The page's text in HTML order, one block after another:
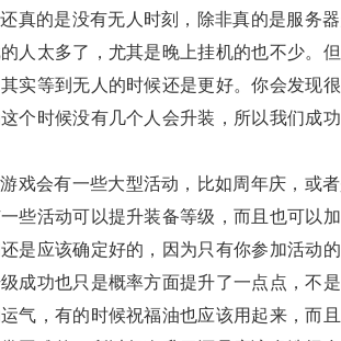
真的是没有无人时刻，除非真的是服务
人太多了，尤其是晚上挂机的也不少。
实等到无人的时候还是更好。你会发现
个时候没有几个人会升装，所以我们成
戏会有一些大型活动，比如周年庆，或
些活动可以提升装备等级，而且也可以
是应该确定好的，因为只有你参加活动
成功也只是概率方面提升了一点点，不
气，有的时候祝福油也应该用起来，而